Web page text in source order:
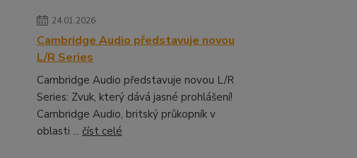
24.01.2026
Cambridge Audio představuje novou
L/R Series
Cambridge Audio představuje novou L/R
Series: Zvuk, který dává jasné prohlášení!
Cambridge Audio, britský průkopník v
oblasti ... číst celé